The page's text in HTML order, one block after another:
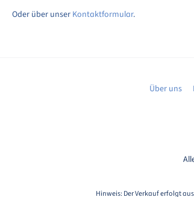
Oder über unser Kontaktformular.
Über uns
Hinweis: Der Verkauf erfolgt